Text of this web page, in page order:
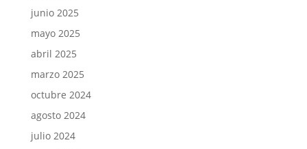
junio 2025
mayo 2025
abril 2025
marzo 2025
octubre 2024
agosto 2024
julio 2024